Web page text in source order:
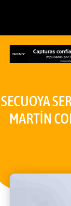
SECUOYA
MARTÍN